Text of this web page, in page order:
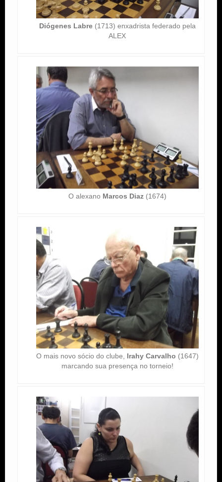
Diógenes Labre(1713) enxadrista federado pela
ALEX
O alexano Marcos Diaz(1674)
O mais novo sócio do clube, Irahy Carvalho (1647)
marcando sua presença no torneio!